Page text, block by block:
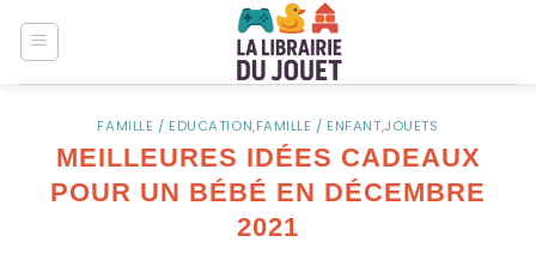
FAMILLE / EDUCATION,FAMILLE / ENFANT,JOUETS
MEILLEURES IDÉES CADEAUX
POUR UN BÉBÉ EN DÉCEMBRE
2021